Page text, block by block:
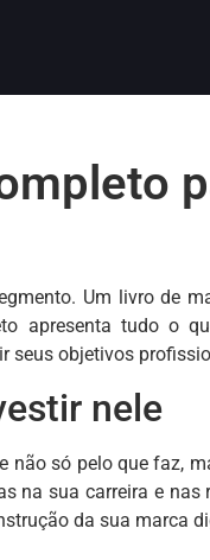
Um livro de
apresenta tudo o
seus objetivos
nele
só pelo que faz,
na sua carreira e nas
da sua marca